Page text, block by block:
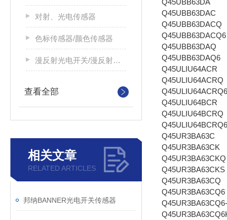
对射、光电传感器
色标传感器/颜色传感器
漫反射光电开关/漫反射光电传感器
查看全部
相关文章
RELATED ARTICLES
邦纳BANNER光电开关传感器
Q45UBB63DA
Q45UBB63DAC
Q45UBB63DACQ
Q45UBB63DACQ6
Q45UBB63DAQ
Q45UBB63DAQ6
Q45ULIU64ACR
Q45ULIU64ACRQ
Q45ULIU64ACRQ6
Q45ULIU64BCR
Q45ULIU64BCRQ
Q45ULIU64BCRQ6
Q45UR3BA63C
Q45UR3BA63CK
Q45UR3BA63CKQ
Q45UR3BA63CKS
Q45UR3BA63CQ
Q45UR3BA63CQ6